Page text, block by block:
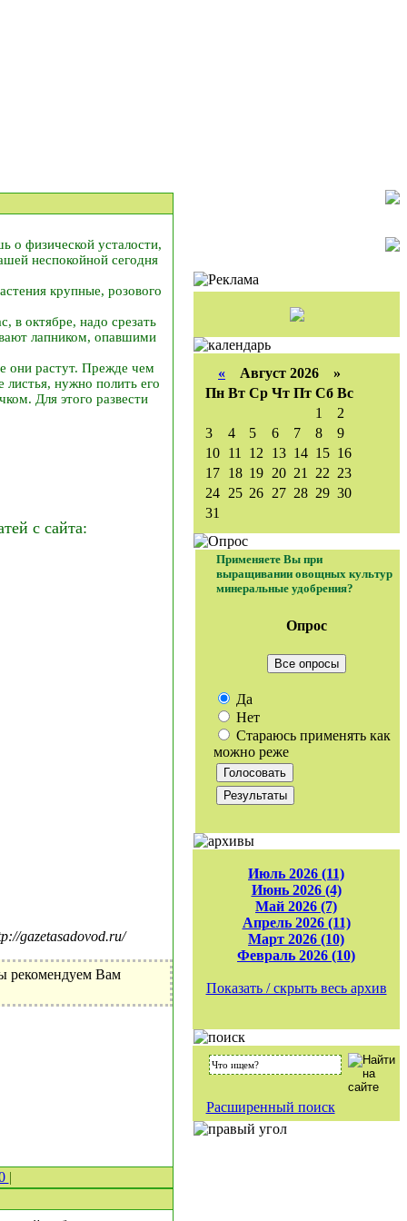
о физической усталости,
неспокойной сегодня
крупные, розового
в октябре, надо срезать
лапником, опавшими
они растут. Прежде чем
нужно полить его
Для этого развести
с сайта:
gazetasadovod.ru/
рекомендуем Вам
|
« Август 2026 »
Пн Вт Ср Чт Пт Сб Вс
1
2
3
4 5 6 7 8
9
10 11 12 13 14 15 16
17 18 19 20 21 22 23
24 25 26 27 28 29 30
31
Применяете Вы при
выращивании овощных культур
минеральные удобрения?
Опрос
Все опросы
Да
Нет
Стараюсь применять как
можно реже
Июль 2026 (11)
Июнь 2026 (4)
Май 2026 (7)
Апрель 2026 (11)
Март 2026 (10)
Февраль 2026 (10)
Показать / скрыть весь архив
Расширенный поиск